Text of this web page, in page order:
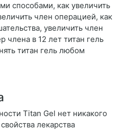
способами, как увеличить
член операцией, как
увеличить член
члена в 12 лет титан гель
титан гель любом
Titan Gel нет никакого
лекарства